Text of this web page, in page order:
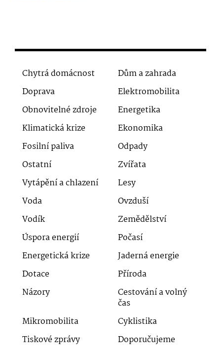
Chytrá domácnost
Dům a zahrada
Doprava
Elektromobilita
Obnovitelné zdroje
Energetika
Klimatická krize
Ekonomika
Fosilní paliva
Odpady
Ostatní
Zvířata
Vytápění a chlazení
Lesy
Voda
Ovzduší
Vodík
Zemědělství
Úspora energií
Počasí
Energetická krize
Jaderná energie
Dotace
Příroda
Názory
Cestování a volný
čas
Mikromobilita
Cyklistika
Tiskové zprávy
Doporučujeme